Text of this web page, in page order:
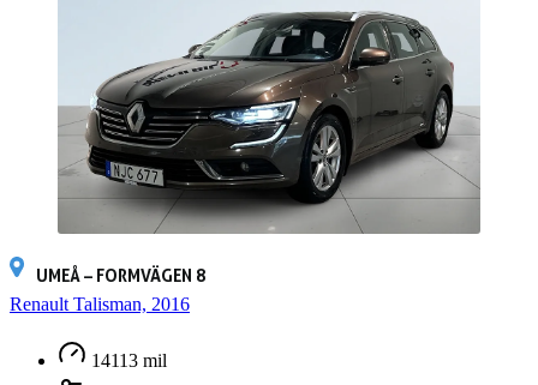
UMEÅ – FORMVÄGEN 8
Renault Talisman, 2016
14113 mil